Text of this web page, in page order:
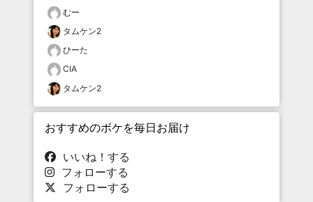
むー
タムケン2
ひーた
CIA
タムケン2
おすすめのボケを毎日お届け
いいね！する
フォローする
フォローする